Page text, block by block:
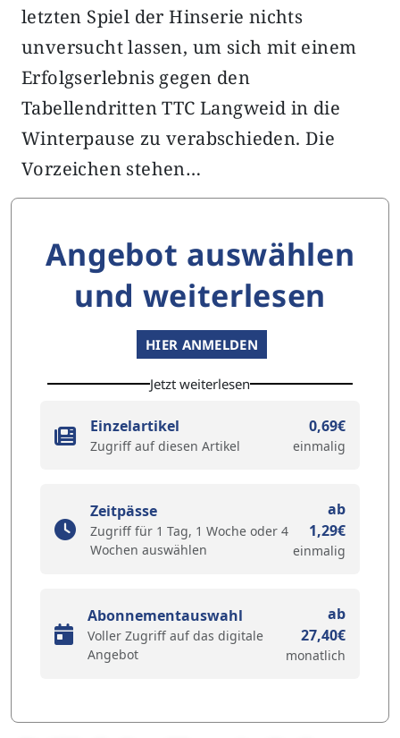
letzten Spiel der Hinserie nichts
unversucht lassen, um sich mit einem
Erfolgserlebnis gegen den
Tabellendritten TTC Langweid in die
Winterpause zu verabschieden. Die
Vorzeichen stehen…
Angebot auswählen
und weiterlesen
HIER ANMELDEN
Jetzt weiterlesen
Einzelartikel
Zugriff auf diesen Artikel
0,69€
einmalig
Zeitpässe
Zugriff für 1 Tag, 1 Woche oder 4
Wochen auswählen
ab
1,29€
einmalig
Abonnementauswahl
Voller Zugriff auf das digitale
Angebot
ab
27,40€
monatlich